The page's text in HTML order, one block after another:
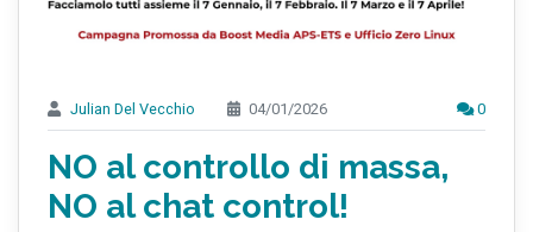
Julian Del Vecchio 04/01/2026 0
NO al controllo di massa,
NO al chat control!